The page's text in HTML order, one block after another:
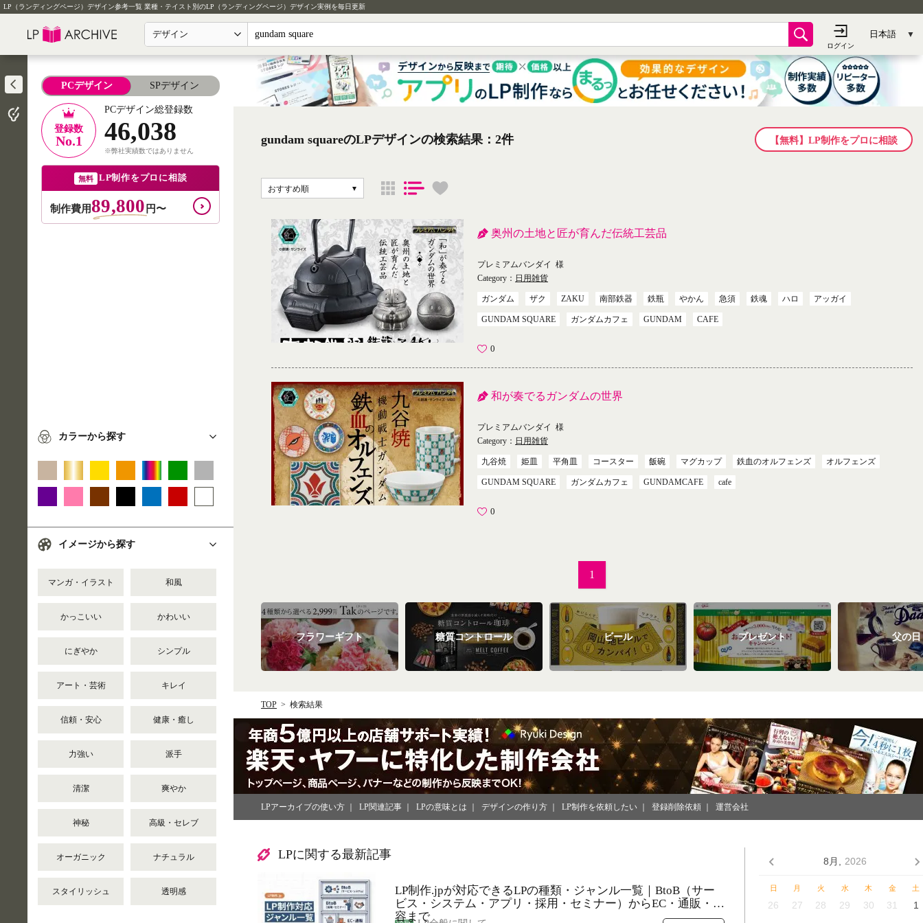
LP（ランディングページ）デザイン参考一覧 業種・テイスト別のLP（ランディングページ）デザイン実例を毎日更新
デザイン
PCデザイン SPデザイン
登録数
No.1
PCデザイン総登録数
46,038
※弊社実績数ではありません
無料 LP制作をプロに相談
制作費用89,800 円〜
カラーから探す
イメージから探す
マンガ・イラスト 和風
かっこいい かわいい
にぎやか シンプル
アート・芸術 キレイ
信頼・安心 健康・癒し
力強い 派手
清潔 爽やか
神秘 高級・セレブ
オーガニック ナチュラル
スタイリッシュ 透明感
gundam squareのLPデザインの検索結果：2件 【無料】LP制作をプロに相談
おすすめ順
奥州の土地と匠が育んだ伝統工芸品
プレミアムバンダイ 様
Category： 日用雑貨
ガンダム ザク ZAKU 南部鉄器 鉄瓶 やかん 急須 鉄魂 ハロ アッガイ
GUNDAM SQUARE ガンダムカフェ GUNDAM CAFE
0
和が奏でるガンダムの世界
プレミアムバンダイ 様
Category： 日用雑貨
九谷焼 姫皿 平角皿 コースター 飯碗 マグカップ 鉄血のオルフェンズ オルフェンズ
GUNDAM SQUARE ガンダムカフェ GUNDAMCAFE cafe
0
1
フラワーギフト 糖質コントロール ビール プレゼント 父の日
TOP 検索結果
LPアーカイブの使い方 LP関連記事 LPの意味とは デザインの作り方 LP制作を依頼したい 登録削除依頼 運営会社
LPに関する最新記事
LP制作.jpが対応できるLPの種類・ジャンル一覧｜BtoB（サー
ビス・システム・アプリ・採用・セミナー）からEC・通販・美
容まで
8月, 2026
日 月 火 水 木 金 土
26 27 28 29 30 31
1